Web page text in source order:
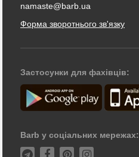
namaste@barb.ua
Форма зворотнього зв'язку
Застосунки для фахівців:
Barb у соціальних мережах: